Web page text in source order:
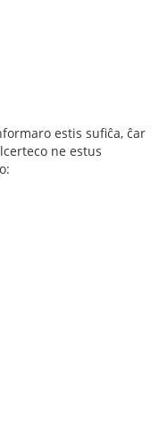
estis sufiĉa, ĉar
ne estus